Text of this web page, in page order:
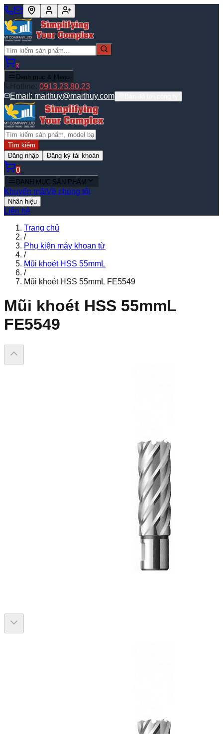
0
Danh mục & Menu
Hotline: 0913.23.80.23
Email: maithuy@maithuy.com
Tìm kiếm
Đăng nhập
Đăng ký tài khoản
0
DANH MỤC SẢN PHẨM
Khuyến mãiVề chúng tôi
Nhãn hiệu
Liên hệ
Trang chủ
/
Phụ kiện máy khoan từ
/
Mũi khoét HSS 55mmL
/
Mũi khoét HSS 55mmL FE5549
Mũi khoét HSS 55mmL
FE5549